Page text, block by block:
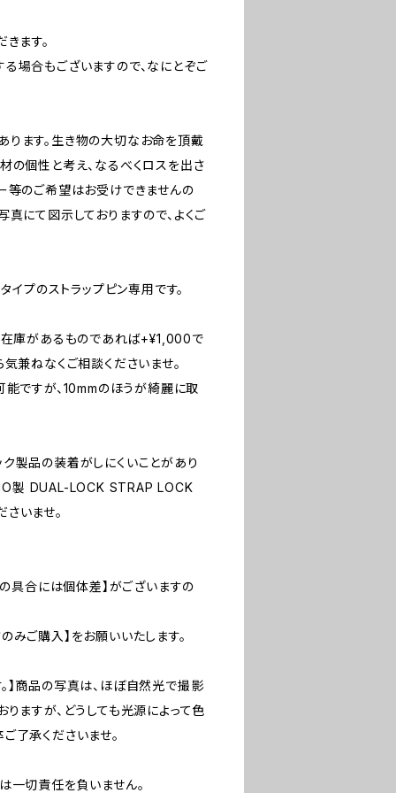
ます。
場合もございますので、なにとぞご
ます。生き物の大切なお命を頂戴
の個性と考え、なるべくロスを出さ
等のご希望はお受けできませんの
にて図示しておりますので、よくご
イプのストラップピン専用です。
在庫があるものであれば+¥1,000で
兼ねなくご相談くださいませ。
ですが、10mmのほうが綺麗に取
製品の装着がしにくいことがあり
製 DUAL-LOCK STRAP LOCK
いませ。
具合には個体差】がございますの
ご購入】をお願いいたします。
】商品の写真は、ほぼ自然光で撮影
ますが、どうしても光源によって色
了承くださいませ。
一切責任を負いません。